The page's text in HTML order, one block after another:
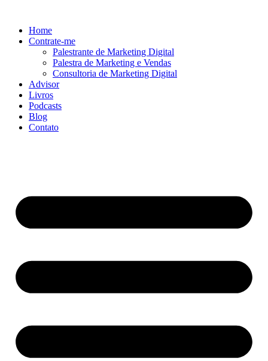
conteúdo
Home
Contrate-me
Palestrante de Marketing Digital
Palestra de Marketing e Vendas
Consultoria de Marketing Digital
Advisor
Livros
Podcasts
Blog
Contato